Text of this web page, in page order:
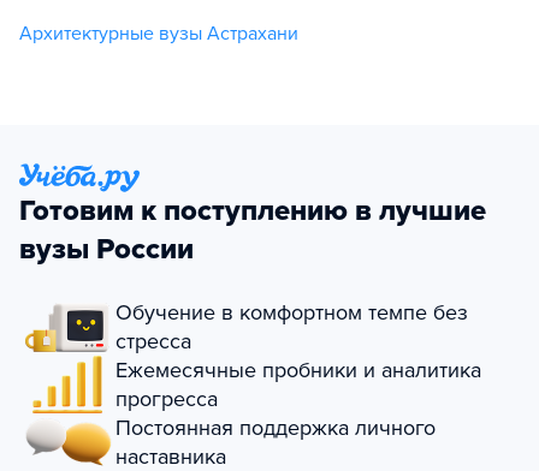
Архитектурные вузы Астрахани
Готовим к поступлению в лучшие
вузы России
Обучение в комфортном темпе без
стресса
Ежемесячные пробники и аналитика
прогресса
Постоянная поддержка личного
наставника